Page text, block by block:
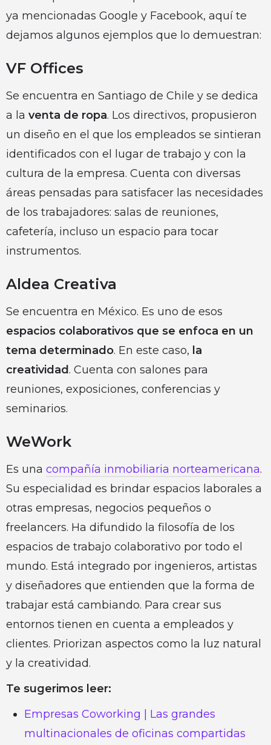
ya mencionadas Google y Facebook, aquí te
dejamos algunos ejemplos que lo demuestran:
VF Offices
Se encuentra en Santiago de Chile y se dedica
a la venta de ropa. Los directivos, propusieron
un diseño en el que los empleados se sintieran
identificados con el lugar de trabajo y con la
cultura de la empresa. Cuenta con diversas
áreas pensadas para satisfacer las necesidades
de los trabajadores: salas de reuniones,
cafetería, incluso un espacio para tocar
instrumentos.
Aldea Creativa
Se encuentra en México. Es uno de esos
espacios colaborativos que se enfoca en un
tema determinado. En este caso, la
creatividad . Cuenta con salones para
reuniones, exposiciones, conferencias y
seminarios.
WeWork
Es una compañía inmobiliaria norteamericana.
Su especialidad es brindar espacios laborales a
otras empresas, negocios pequeños o
freelancers. Ha difundido la filosofía de los
espacios de trabajo colaborativo por todo el
mundo. Está integrado por ingenieros, artistas
y diseñadores que entienden que la forma de
trabajar está cambiando. Para crear sus
entornos tienen en cuenta a empleados y
clientes. Priorizan aspectos como la luz natural
y la creatividad.
Te sugerimos leer:
Empresas Coworking | Las grandes
multinacionales de oficinas compartidas